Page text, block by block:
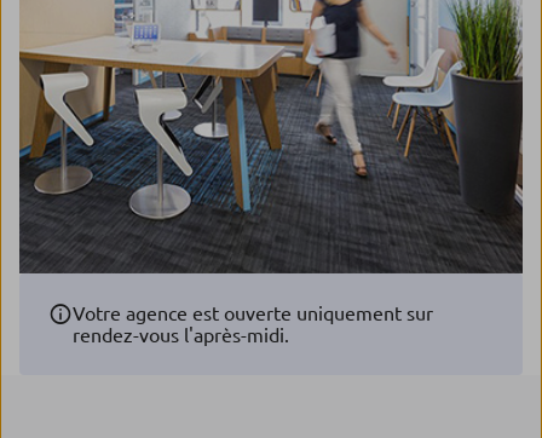
Votre agence est ouverte uniquement sur
rendez-vous l'après-midi.